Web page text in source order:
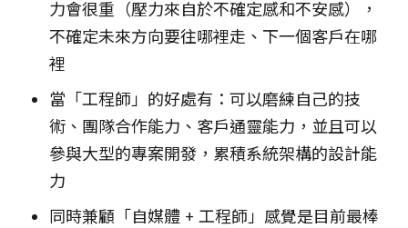
力會很重（壓力來自於不確定感和不安感），
不確定未來方向要往哪裡走、下一個客戶在哪
裡
當「工程師」的好處有：可以磨練自己的技
術、團隊合作能力、客戶通靈能力，並且可以
參與大型的專案開發，累積系統架構的設計能
力
同時兼顧「自媒體 + 工程師」感覺是目前最棒